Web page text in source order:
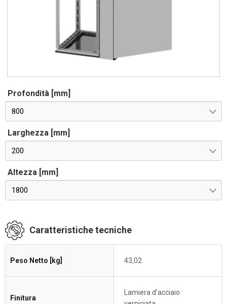
Profondità [mm]
800
Larghezza [mm]
200
Altezza [mm]
1800
Caratteristiche tecniche
Peso Netto [kg] 43,02
Finitura
Lamiera d'acciaio